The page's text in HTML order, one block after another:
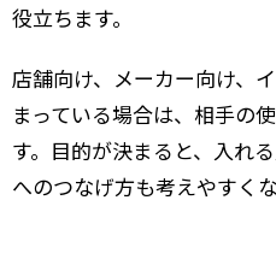
役立ちます。
店舗向け、メーカー向け、
まっている場合は、相手の
す。目的が決まると、入れ
へのつなげ方も考えやすくな